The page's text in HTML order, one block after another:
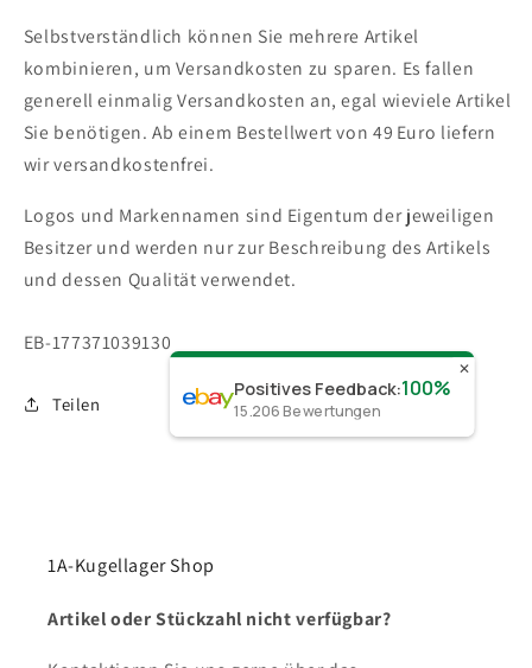
Selbstverständlich können Sie mehrere Artikel
kombinieren, um Versandkosten zu sparen. Es fallen
generell einmalig Versandkosten an, egal wieviele Artikel
Sie benötigen.Ab einem Bestellwert von 49 Euro liefern
wir versandkostenfrei.
Logos und Markennamen sind Eigentum der jeweiligen
Besitzer und werden nur zur Beschreibung des Artikels
und dessen Qualität verwendet.
SKU:
EB-177371039130
Teilen
✕
Positives Feedback:100%
15.206Bewertungen
1A-Kugellager Shop
Artikel oder Stückzahl nicht verfügbar?